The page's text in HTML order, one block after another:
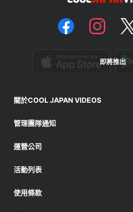
即將推出
關於COOL JAPAN VIDEOS
管理團隊通知
運營公司
活動列表
使用條款